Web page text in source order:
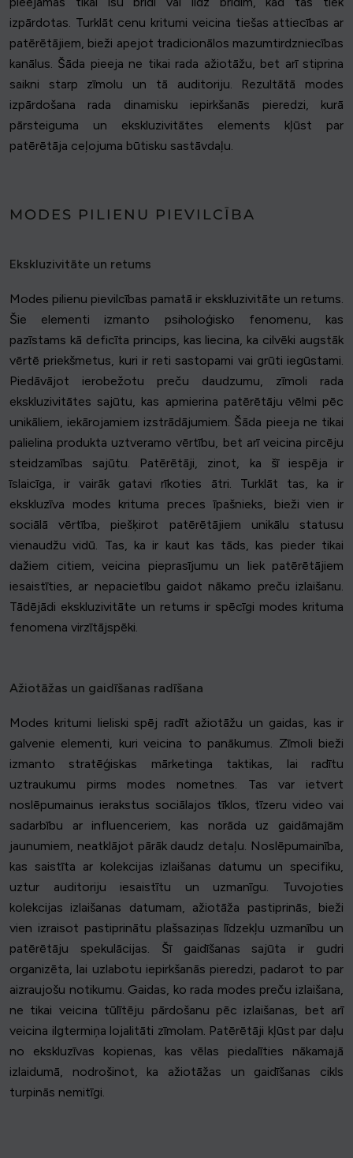
izpārdotas. Turklāt cenu kritumi veicina tiešas attiecības ar
patērētājiem, bieži apejot tradicionālos mazumtirdzniecības
kanālus. Šāda pieeja ne tikai rada ažiotāžu, bet arī stiprina
saikni starp zīmolu un tā auditoriju. Rezultātā modes
izpārdošana rada dinamisku iepirkšanās pieredzi, kurā
pārsteiguma un ekskluzivitātes elements kļūst par
patērētāja ceļojuma būtisku sastāvdaļu.
MODES PILIENU PIEVILCĪBA
Ekskluzivitāte un retums
Modes pilienu pievilcības pamatā ir ekskluzivitāte un retums.
Šie elementi izmanto psiholoģisko fenomenu, kas
pazīstams kā deficīta princips, kas liecina, ka cilvēki augstāk
vērtē priekšmetus, kuri ir reti sastopami vai grūti iegūstami.
Piedāvājot ierobežotu preču daudzumu, zīmoli rada
ekskluzivitātes sajūtu, kas apmierina patērētāju vēlmi pēc
unikāliem, iekārojamiem izstrādājumiem. Šāda pieeja ne tikai
palielina produkta uztveramo vērtību, bet arī veicina pircēju
steidzamības sajūtu. Patērētāji, zinot, ka šī iespēja ir
īslaicīga, ir vairāk gatavi rīkoties ātri. Turklāt tas, ka ir
ekskluzīva modes krituma preces īpašnieks, bieži vien ir
sociālā vērtība, piešķirot patērētājiem unikālu statusu
vienaudžu vidū. Tas, ka ir kaut kas tāds, kas pieder tikai
dažiem citiem, veicina pieprasījumu un liek patērētājiem
iesaistīties, ar nepacietību gaidot nākamo preču izlaišanu.
Tādējādi ekskluzivitāte un retums ir spēcīgi modes krituma
fenomena virzītājspēki.
Ažiotāžas un gaidīšanas radīšana
Modes kritumi lieliski spēj radīt ažiotāžu un gaidas, kas ir
galvenie elementi, kuri veicina to panākumus. Zīmoli bieži
izmanto stratēģiskas mārketinga taktikas, lai radītu
uztraukumu pirms modes nometnes. Tas var ietvert
noslēpumainus ierakstus sociālajos tīklos, tīzeru video vai
sadarbību ar influenceriem, kas norāda uz gaidāmajām
jaunumiem, neatklājot pārāk daudz detaļu. Noslēpumainība,
kas saistīta ar kolekcijas izlaišanas datumu un specifiku,
uztur auditoriju iesaistītu un uzmanīgu. Tuvojoties
kolekcijas izlaišanas datumam, ažiotāža pastiprinās, bieži
vien izraisot pastiprinātu plašsaziņas līdzekļu uzmanību un
patērētāju spekulācijas. Šī gaidīšanas sajūta ir gudri
organizēta, lai uzlabotu iepirkšanās pieredzi, padarot to par
aizraujošu notikumu. Gaidas, ko rada modes preču izlaišana,
ne tikai veicina tūlītēju pārdošanu pēc izlaišanas, bet arī
veicina ilgtermiņa lojalitāti zīmolam. Patērētāji kļūst par daļu
no ekskluzīvas kopienas, kas vēlas piedalīties nākamajā
izlaidumā, nodrošinot, ka ažiotāžas un gaidīšanas cikls
turpinās nemitīgi.